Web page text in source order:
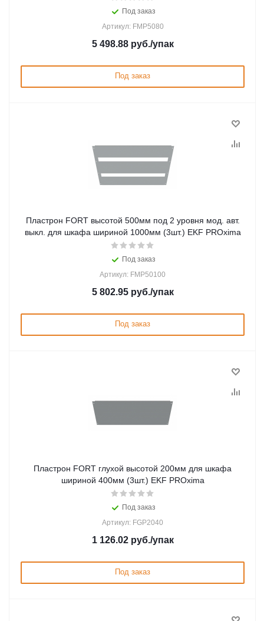
Под заказ
Артикул: FMP5080
5 498.88руб./упак
Под заказ
Пластрон FORT высотой 500мм под 2 уровня мод. авт.
выкл. для шкафа шириной 1000мм (3шт.) EKF PROxima
Под заказ
Артикул: FMP50100
5 802.95руб./упак
Под заказ
Пластрон FORT глухой высотой 200мм для шкафа
шириной 400мм (3шт.) EKF PROxima
Под заказ
Артикул: FGP2040
1 126.02руб./упак
Под заказ